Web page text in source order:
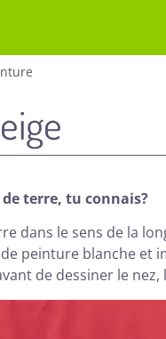
terre, tu connais?
dans le sens de la
peinture blanche et
de dessiner le nez,